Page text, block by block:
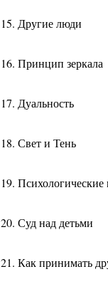
15. Другие люди
16. Принцип зеркала
17. Дуальность
18. Свет и Тень
19.
20. Суд над детьми
21. Как принимать